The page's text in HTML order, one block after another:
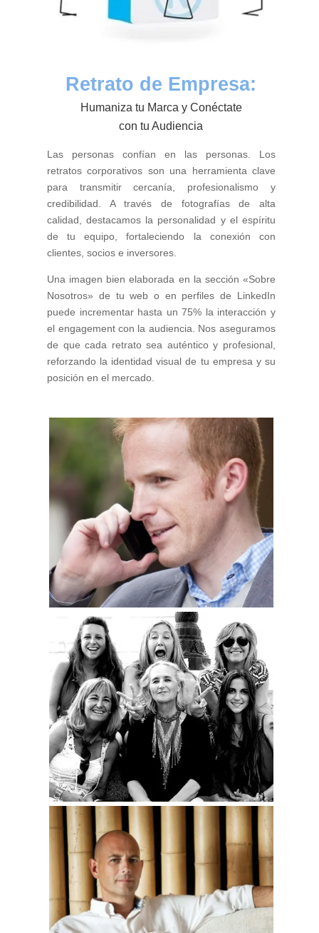
Retrato de Empresa:
Humaniza tu Marca y Conéctate
con tu Audiencia
Las personas confían en las personas. Los
retratos corporativos son una herramienta clave
para transmitir cercanía, profesionalismo y
credibilidad. A través de fotografías de alta
calidad, destacamos la personalidad y el espíritu
de tu equipo, fortaleciendo la conexión con
clientes, socios e inversores.
Una imagen bien elaborada en la sección «Sobre
Nosotros» de tu web o en perfiles de LinkedIn
puede incrementar hasta un 75% la interacción y
el engagement con la audiencia. Nos aseguramos
de que cada retrato sea auténtico y profesional,
reforzando la identidad visual de tu empresa y su
posición en el mercado.